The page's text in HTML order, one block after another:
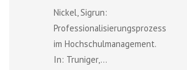
Nickel, Sigrun:
Professionalisierungsprozesse
im Hochschulmanagement.
In: Truniger,...